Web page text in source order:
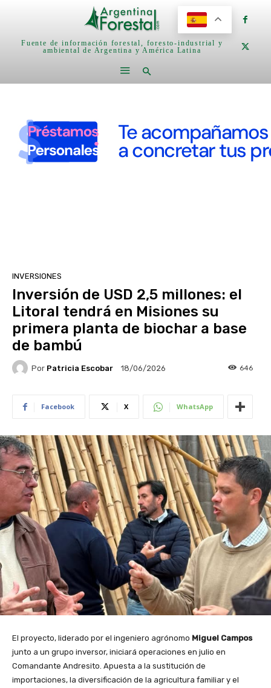
Fuente de información forestal, foresto-industrial y
ambiental de Argentina y América Latina
INVERSIONES
Inversión de USD 2,5 millones: el
Litoral tendrá en Misiones su
primera planta de biochar a base
de bambú
Por Patricia Escobar 18/06/2026 646
Facebook X WhatsApp
El proyecto, liderado por el ingeniero agrónomo Miguel Campos
junto a un grupo inversor, iniciará operaciones en julio en
Comandante Andresito. Apuesta a la sustitución de
importaciones, la diversificación de la agricultura familiar y el